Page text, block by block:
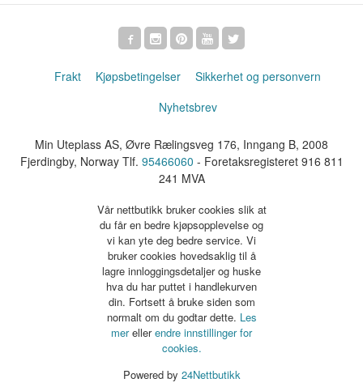
Frakt Kjøpsbetingelser
Sikkerhet og personvern
Nyhetsbrev
Min Uteplass AS, Øvre Rælingsveg 176, Inngang B, 2008
Fjerdingby, Norway Tlf. 95466060 - Foretaksregisteret 916 811
241 MVA
Vår nettbutikk bruker cookies slik at
du får en bedre kjøpsopplevelse og
vi kan yte deg bedre service. Vi
bruker cookies hovedsaklig til å
lagre innloggingsdetaljer og huske
hva du har puttet i handlekurven
din. Fortsett å bruke siden som
normalt om du godtar dette. Les
merellerendre innstillinger for
cookies.
Powered by 24Nettbutikk